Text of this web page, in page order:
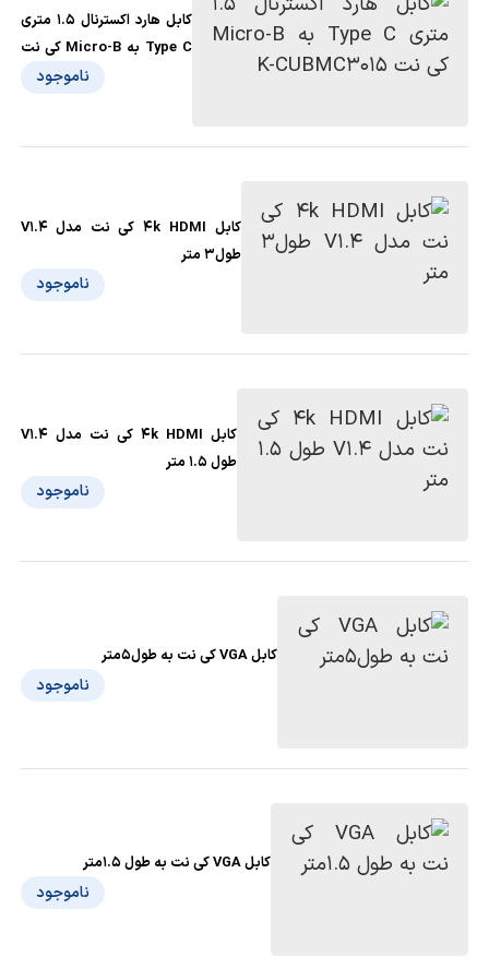
کابل هارد اکسترنال 1.5 متری
Type C به Micro-B کی نت
ناموجود
کابل 4k HDMI کی نت مدل V1.4
طول3 متر
ناموجود
کابل 4k HDMI کی نت مدل V1.4
طول 1.5 متر
ناموجود
کابل VGA کی نت به طول5متر
ناموجود
کابل VGA کی نت به طول 1.5متر
ناموجود